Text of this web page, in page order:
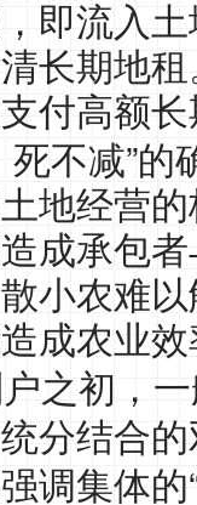
即流入
长期地
付高额
死不减”的
地经营
成承包
小农难
成农业
之初，
分结合
调集体的